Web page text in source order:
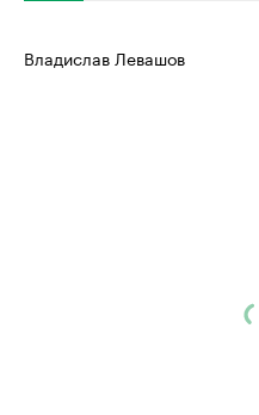
Владислав Левашов